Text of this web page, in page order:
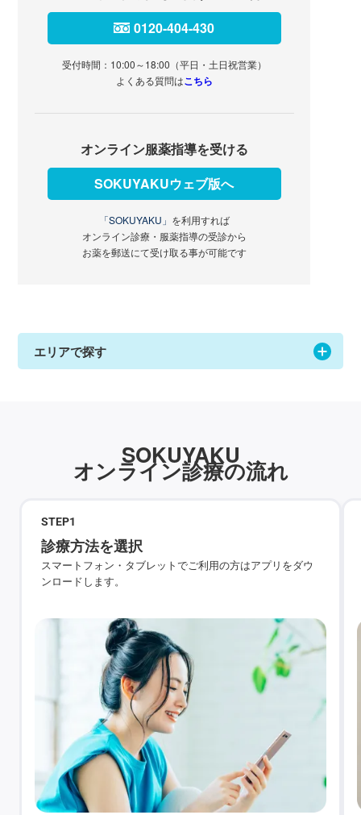
0120-404-430
受付時間：10:00～18:00（平日・土日祝営業）
よくある質問はこちら
オンライン服薬指導を受ける
SOKUYAKUウェブ版へ
「SOKUYAKU」 を利用すれば
オンライン診療・服薬指導の受診から
お薬を郵送にて受け取る事が可能です
エリアで探す
SOKUYAKU
オンライン診療の流れ
STEP1
診療方法を選択
スマートフォン・タブレットでご利用の方はアプリをダウ
ンロードします。